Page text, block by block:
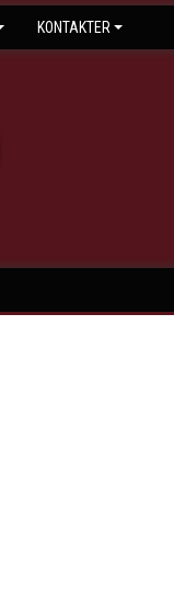
KONTAKTER